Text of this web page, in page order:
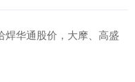
焊华通股价，大摩、高盛